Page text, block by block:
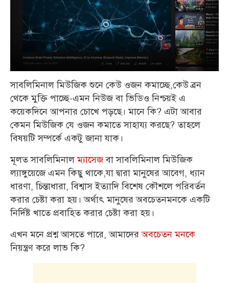
সাবলিমিনাল মিউজিক শুনে কেউ ওজন কমাচ্ছে,কেউ ব্রন
থেকে মুক্তি পাচ্ছে-এমন নিউজ বা ভিডিও নিশ্চয়ই এ
কয়েকদিনে আপনার চোখে পড়ছে। মানে কি? এটা আবার
কেমন মিউজিক যে ওজন কমাতে সাহায্য করছে? তাহলে
বিষয়টি সম্পর্কে একটু জানা যাক।
মূলত সাবলিমিনালম্যাসেজবা সাবলিমিনাল মিউজিক
ল্যাঙ্গুয়েজে এমন কিছু থাকে,যা দ্বারা মানুষের আবেগ, ধ্যান
ধারণা, চিন্তাধারা, বিশ্বাস ইত্যাদি বিশেষ কৌশলে পরিবর্তন
করার চেষ্টা করা হয়। অর্থাৎ মানুষের অবচেতনমনকে একটি
নির্দিষ্ট খাতে প্রবাহিত করার চেষ্টা করা হয়।
এখন মনে প্রশ্ন আসতে পারে, আমাদেরঅবচেতন মনকে
নিয়ন্ত্রণ করে লাভ কি?